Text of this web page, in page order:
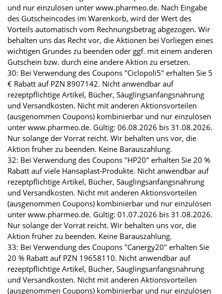
und nur einzulösen unter www.pharmeo.de. Nach Eingabe
des Gutscheincodes im Warenkorb, wird der Wert des
Vorteils automatisch vom Rechnungsbetrag abgezogen. Wir
behalten uns das Recht vor, die Aktionen bei Vorliegen eines
wichtigen Grundes zu beenden oder ggf. mit einem anderen
Gutschein bzw. durch eine andere Aktion zu ersetzen.
30: Bei Verwendung des Coupons "Ciclopoli5" erhalten Sie 5
€ Rabatt auf PZN 8907142. Nicht anwendbar auf
rezeptpflichtige Artikel, Bücher, Säuglingsanfangsnahrung
und Versandkosten. Nicht mit anderen Aktionsvorteilen
(ausgenommen Coupons) kombinierbar und nur einzulösen
unter www.pharmeo.de. Gültig: 06.08.2026 bis 31.08.2026.
Nur solange der Vorrat reicht. Wir behalten uns vor, die
Aktion früher zu beenden. Keine Barauszahlung.
32: Bei Verwendung des Coupons "HP20" erhalten Sie 20 %
Rabatt auf viele Hansaplast-Produkte. Nicht anwendbar auf
rezeptpflichtige Artikel, Bücher, Säuglingsanfangsnahrung
und Versandkosten. Nicht mit anderen Aktionsvorteilen
(ausgenommen Coupons) kombinierbar und nur einzulösen
unter www.pharmeo.de. Gültig: 01.07.2026 bis 31.08.2026.
Nur solange der Vorrat reicht. Wir behalten uns vor, die
Aktion früher zu beenden. Keine Barauszahlung.
33: Bei Verwendung des Coupons "Canergy20" erhalten Sie
20 % Rabatt auf PZN 19658110. Nicht anwendbar auf
rezeptpflichtige Artikel, Bücher, Säuglingsanfangsnahrung
und Versandkosten. Nicht mit anderen Aktionsvorteilen
(ausgenommen Coupons) kombinierbar und nur einzulösen